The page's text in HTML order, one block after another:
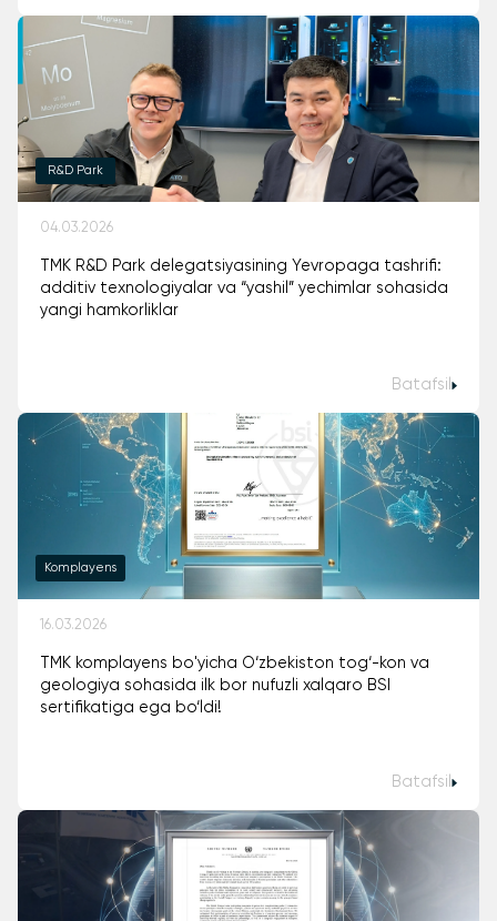
R&D Park
04.03.2026
TMK R&D Park delegatsiyasining Yevropaga tashrifi:
additiv texnologiyalar va “yashil” yechimlar sohasida
yangi hamkorliklar
Batafsil
Komplayens
16.03.2026
TMK komplayens bo'yicha O‘zbekiston tog‘-kon va
geologiya sohasida ilk bor nufuzli xalqaro BSI
sertifikatiga ega bo‘ldi!
Batafsil